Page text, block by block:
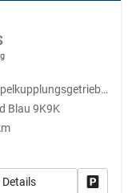
Doppelkupplungsgetriebe (DSG)
Blau 9K9K
Details